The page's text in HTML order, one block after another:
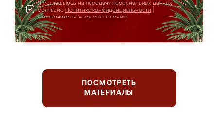
Я соглашаюсь на передачу персональных данных
согласно Политике конфиденциальности
Пользовательскому соглашению
ПОСМОТРЕТЬ
МАТЕРИАЛЫ